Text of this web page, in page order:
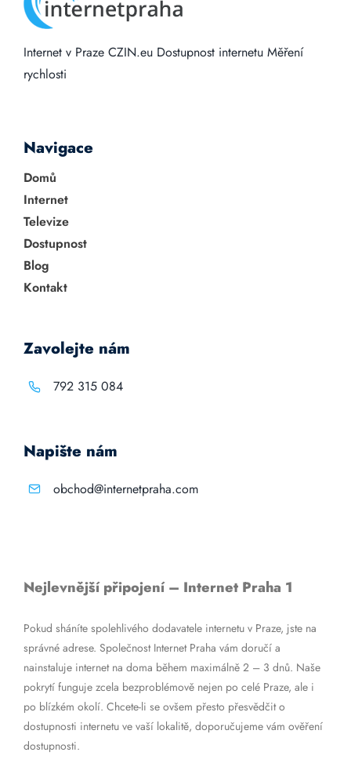
Internet v Praze CZIN.eu Dostupnost internetu Měření
rychlosti
Navigace
Domů
Internet
Televize
Dostupnost
Blog
Kontakt
Zavolejte nám
792 315 084
Napište nám
obchod@internetpraha.com
Nejlevnější připojení – Internet Praha 1
Pokud sháníte spolehlivého dodavatele internetu v Praze, jste na
správné adrese. Společnost Internet Praha vám doručí a
nainstaluje internet na doma během maximálně 2 – 3 dnů. Naše
pokrytí funguje zcela bezproblémově nejen po celé Praze, ale i
po blízkém okolí. Chcete-li se ovšem přesto přesvědčit o
dostupnosti internetu ve vaší lokalitě, doporučujeme vám ověření
dostupnosti.